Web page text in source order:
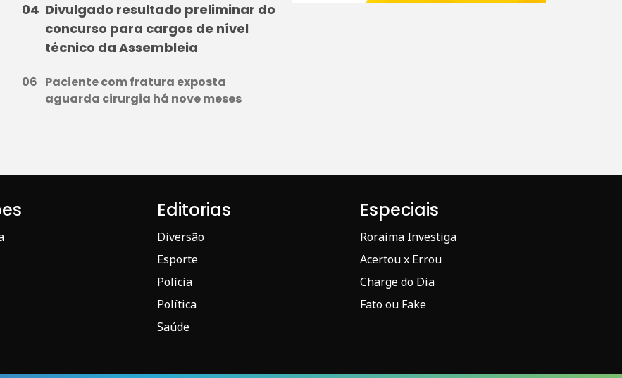
Divulgado resultado preliminar do
concurso para cargos de nível
técnico da Assembleia
Paciente com fratura exposta
aguarda cirurgia há nove meses
Editorias
Diversão
Esporte
Polícia
Política
Saúde
Especiais
Roraima Investiga
Acertou x Errou
Charge do Dia
Fato ou Fake